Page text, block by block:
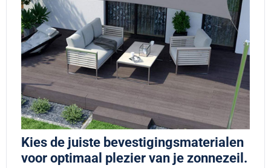
Kies de juiste bevestigingsmaterialen
voor optimaal plezier van je zonnezeil.